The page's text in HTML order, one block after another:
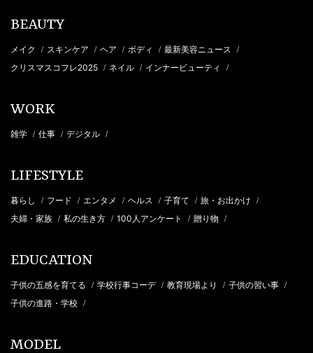
BEAUTY
メイク / スキンケア / ヘア / ボディ / 最新美容ニュース /
クリスマスコフレ2025 / ネイル / インナービューティ /
WORK
雑学 / 仕事 / デジタル /
LIFESTYLE
暮らし / フード / エンタメ / ヘルス / 子育て / 旅・お出かけ /
夫婦・家族 / 私の生き方 / 100人アンケート / 贈り物 /
EDUCATION
子供の五感を育てる / 学校行事コーデ / 教育現場より / 子供の習い事 /
子供の進路・学校 /
MODEL